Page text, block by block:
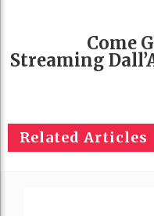
Come
Streaming
Related Articles